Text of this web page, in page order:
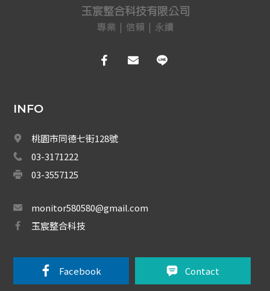
自動門紅外線感應器
自動門觸碰式無線開關
數位輸出/輸入模組
電梯樓層/進出管制控制器
共同天線
INFO
桃園市同德七街128號
03-3171222
03-3557125
monitor580580@gmail.com
玉宸整合科技
Facebook Contact